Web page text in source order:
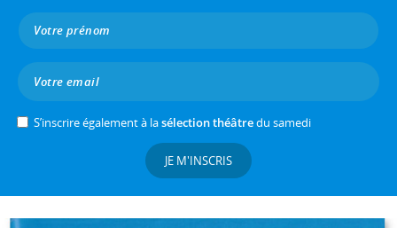
S’inscrire également à lasélection théâtredu samedi
JE M'INSCRIS